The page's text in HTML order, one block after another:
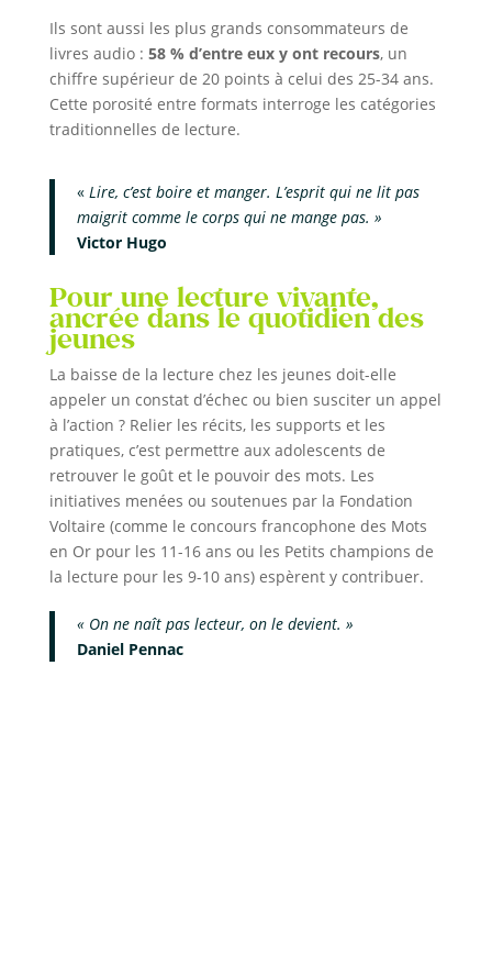
Ils sont aussi les plus grands consommateurs de
livres audio : 58 % d’entre eux y ont recours, un
chiffre supérieur de 20 points à celui des 25-34 ans.
Cette porosité entre formats interroge les catégories
traditionnelles de lecture.
«Lire, c’est boire et manger. L’esprit qui ne lit pas
maigrit comme le corps qui ne mange pas. »
Victor Hugo
Pour une lecture vivante,
ancrée dans le quotidien des
jeunes
La baisse de la lecture chez les jeunes doit-elle
appeler un constat d’échec ou bien susciter un appel
à l’action ? Relier les récits, les supports et les
pratiques, c’est permettre aux adolescents de
retrouver le goût et le pouvoir des mots. Les
initiatives menées ou soutenues par la Fondation
Voltaire (comme le concours francophone des Mots
en Or pour les 11-16 ans ou les Petits champions de
la lecture pour les 9-10 ans) espèrent y contribuer.
« On ne naît pas lecteur, on le devient. »
Daniel Pennac